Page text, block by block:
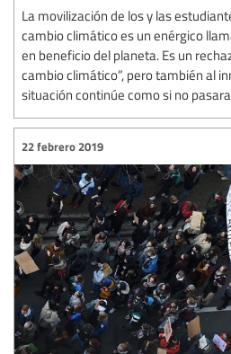
La movilización de los y las
cambio climático es un enérgico
en beneficio del planeta. Es un
cambio climático”, pero también al
situación continúe como si no
22 febrero 2019